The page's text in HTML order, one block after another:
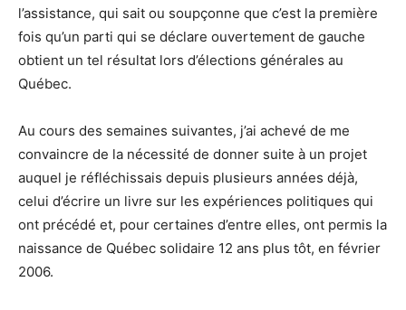
l’assistance, qui sait ou soupçonne que c’est la première
fois qu’un parti qui se déclare ouvertement de gauche
obtient un tel résultat lors d’élections générales au
Québec.
Au cours des semaines suivantes, j’ai achevé de me
convaincre de la nécessité de donner suite à un projet
auquel je réfléchissais depuis plusieurs années déjà,
celui d’écrire un livre sur les expériences politiques qui
ont précédé et, pour certaines d’entre elles, ont permis la
naissance de Québec solidaire 12 ans plus tôt, en février
2006.